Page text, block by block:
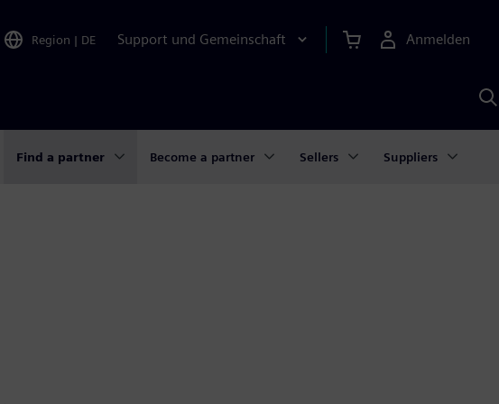
Region | DE Support und Gemeinschaft Anmelden
KI
Find a partner Become a partner Sellers Suppliers